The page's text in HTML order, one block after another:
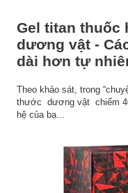
Gel titan
dương vật -
dài hơn tự
Theo khảo sát, trong
thước dương vật chiếm
hệ của bạ...